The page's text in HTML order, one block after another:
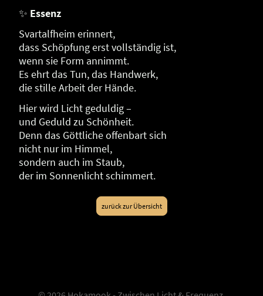
✨ Essenz
Svartalfheim erinnert,
dass Schöpfung erst vollständig ist,
wenn sie Form annimmt.
Es ehrt das Tun, das Handwerk,
die stille Arbeit der Hände.
Hier wird Licht geduldig –
und Geduld zu Schönheit.
Denn das Göttliche offenbart sich
nicht nur im Himmel,
sondern auch im Staub,
der im Sonnenlicht schimmert.
zurück zur Übersicht